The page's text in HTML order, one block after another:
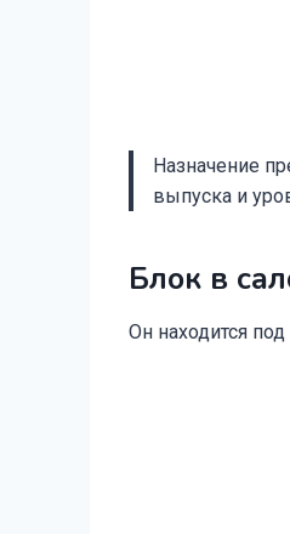
Назначение
выпуска и
Блок в
Он находится